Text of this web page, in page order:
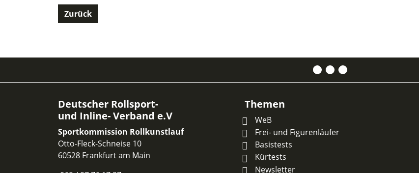
Zurück
Deutscher Rollsport-
und Inline- Verband e.V
Sportkommission Rollkunstlauf
Otto-Fleck-Schneise 10
60528 Frankfurt am Main
Themen
WeB
Frei- und Figurenläufer
Basistests
Kürtests
Newsletter